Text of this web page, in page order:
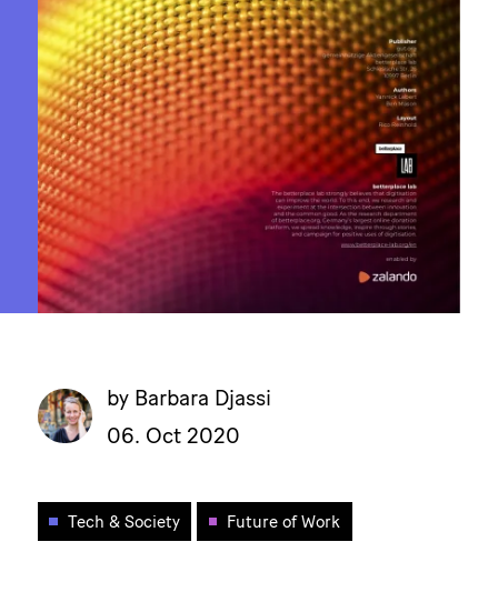
by Barbara Djassi
06. Oct 2020
Tech & Society Future of Work